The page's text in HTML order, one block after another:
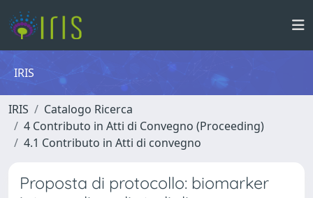
IRIS
IRIS
Catalogo Ricerca
4 Contributo in Atti di Convegno (Proceeding)
4.1 Contributo in Atti di convegno
Proposta di protocollo: biomarker